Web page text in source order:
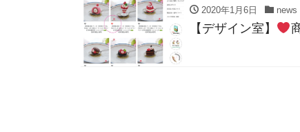
2020年1月6日 news
【デザイン室】